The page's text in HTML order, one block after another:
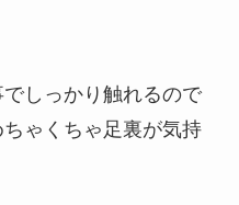
しっかり触れるので
ゃくちゃ足裏が気持